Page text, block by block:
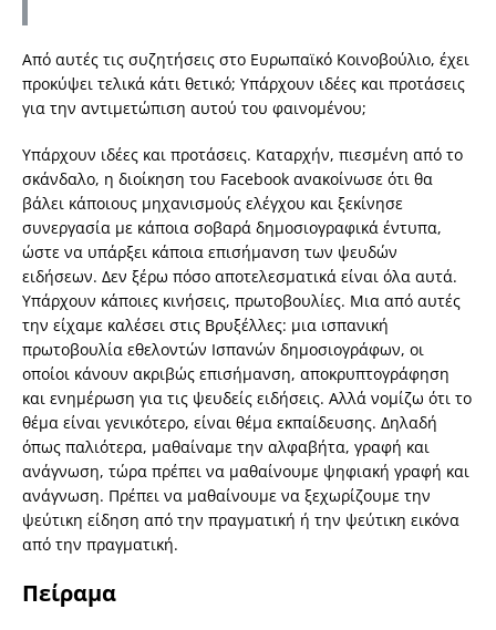
Από αυτές τις συζητήσεις στο Ευρωπαϊκό Κοινοβούλιο, έχει
προκύψει τελικά κάτι θετικό; Υπάρχουν ιδέες και προτάσεις
για την αντιμετώπιση αυτού του φαινομένου;
Υπάρχουν ιδέες και προτάσεις. Καταρχήν, πιεσμένη από το
σκάνδαλο, η διοίκηση του Facebook ανακοίνωσε ότι θα
βάλει κάποιους μηχανισμούς ελέγχου και ξεκίνησε
συνεργασία με κάποια σοβαρά δημοσιογραφικά έντυπα,
ώστε να υπάρξει κάποια επισήμανση των ψευδών
ειδήσεων. Δεν ξέρω πόσο αποτελεσματικά είναι όλα αυτά.
Υπάρχουν κάποιες κινήσεις, πρωτοβουλίες. Μια από αυτές
την είχαμε καλέσει στις Βρυξέλλες: μια ισπανική
πρωτοβουλία εθελοντών Ισπανών δημοσιογράφων, οι
οποίοι κάνουν ακριβώς επισήμανση, αποκρυπτογράφηση
και ενημέρωση για τις ψευδείς ειδήσεις. Αλλά νομίζω ότι το
θέμα είναι γενικότερο, είναι θέμα εκπαίδευσης. Δηλαδή
όπως παλιότερα, μαθαίναμε την αλφαβήτα, γραφή και
ανάγνωση, τώρα πρέπει να μαθαίνουμε ψηφιακή γραφή και
ανάγνωση. Πρέπει να μαθαίνουμε να ξεχωρίζουμε την
ψεύτικη είδηση από την πραγματική ή την ψεύτικη εικόνα
από την πραγματική.
Πείραμα